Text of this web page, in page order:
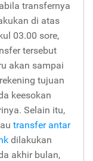
transfernya
di atas
03.00 sore,
tersebut
akan sampai
tujuan
keesokan
Selain itu,
transfer antar
dilakukan
akhir bulan,